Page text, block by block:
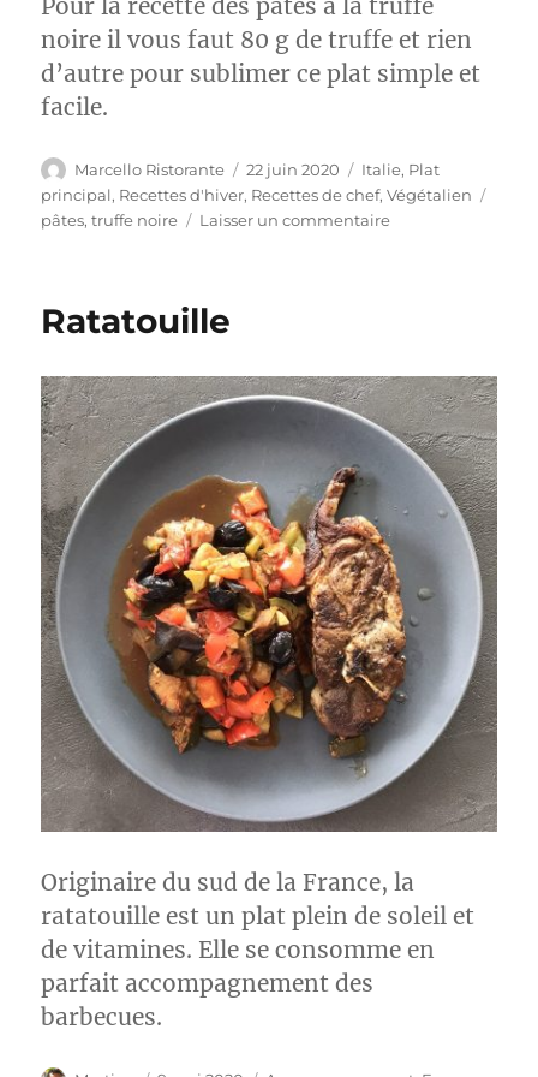
Pour la recette des pâtes à la truffe
noire il vous faut 80 g de truffe et rien
d’autre pour sublimer ce plat simple et
facile.
Auteur
Marcello Ristorante
Publié
le
22 juin 2020 Catégories
Italie, Plat
principal, Recettes d'hiver, Recettes de chef,Végétalien
pâtes,truffe noire Laisser un commentairesur
Ratatouille
Originaire du sud de la France, la
ratatouille est un plat plein de soleil et
de vitamines. Elle se consomme en
parfait accompagnement des
barbecues.